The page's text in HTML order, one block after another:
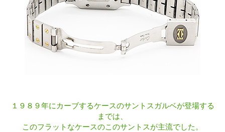
１９８９年にカーブするケースのサントスガルベが登場する
までは、
このフラットなケースのこのサントスが主流でした。